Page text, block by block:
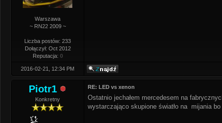
Warszawa
~ RN22 2009 ~
Liczba postów: 233
Dołączył: Oct 2012
Reputacja: 0
2016-02-21, 12:34 PM
Piotr1
Konkretny
RE: LED vs xenon
Ostatnio jechałem mercedesem na
wystarczająco skupione światło na mijania